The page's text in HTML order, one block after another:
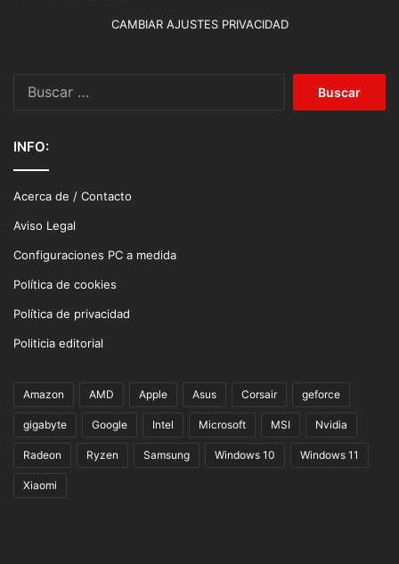
CAMBIAR AJUSTES PRIVACIDAD
INFO:
Acerca de / Contacto
Aviso Legal
Configuraciones PC a medida
Política de cookies
Política de privacidad
Politicia editorial
Amazon AMD Apple Asus Corsair geforce
gigabyte Google Intel Microsoft MSI Nvidia
Radeon Ryzen Samsung Windows 10 Windows 11
Xiaomi